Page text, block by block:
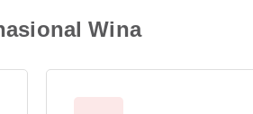
Wina